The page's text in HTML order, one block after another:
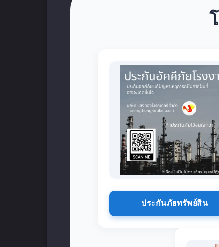
ประกันภัยทรัพย์สิน